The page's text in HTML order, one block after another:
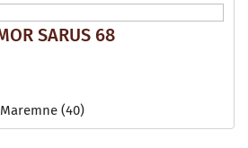
SARUS 68
(40)